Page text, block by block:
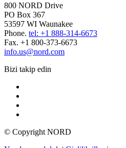
800 NORD Drive
PO Box 367
53597 WI Waunakee
Phone. tel: +1 888-314-6673
Fax. +1 800-373-6673
info.us@nord.com
Bizi takip edin
© Copyright NORD